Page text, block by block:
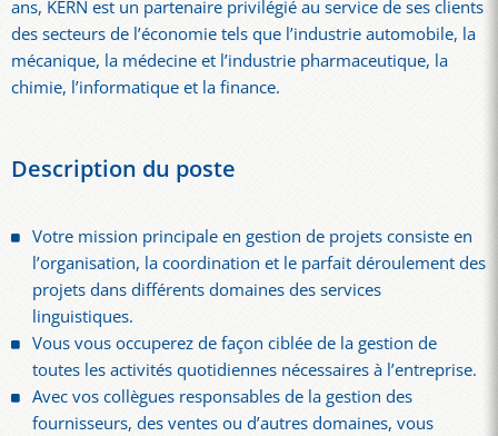
ans, KERN est un partenaire privilégié au service de ses clients
des secteurs de l’économie tels que l’industrie automobile, la
mécanique, la médecine et l’industrie pharmaceutique, la
chimie, l’informatique et la finance.
Description du poste
Votre mission principale en gestion de projets consiste en
l’organisation, la coordination et le parfait déroulement des
projets dans différents domaines des services
linguistiques.
Vous vous occuperez de façon ciblée de la gestion de
toutes les activités quotidiennes nécessaires à l’entreprise.
Avec vos collègues responsables de la gestion des
fournisseurs, des ventes ou d’autres domaines, vous